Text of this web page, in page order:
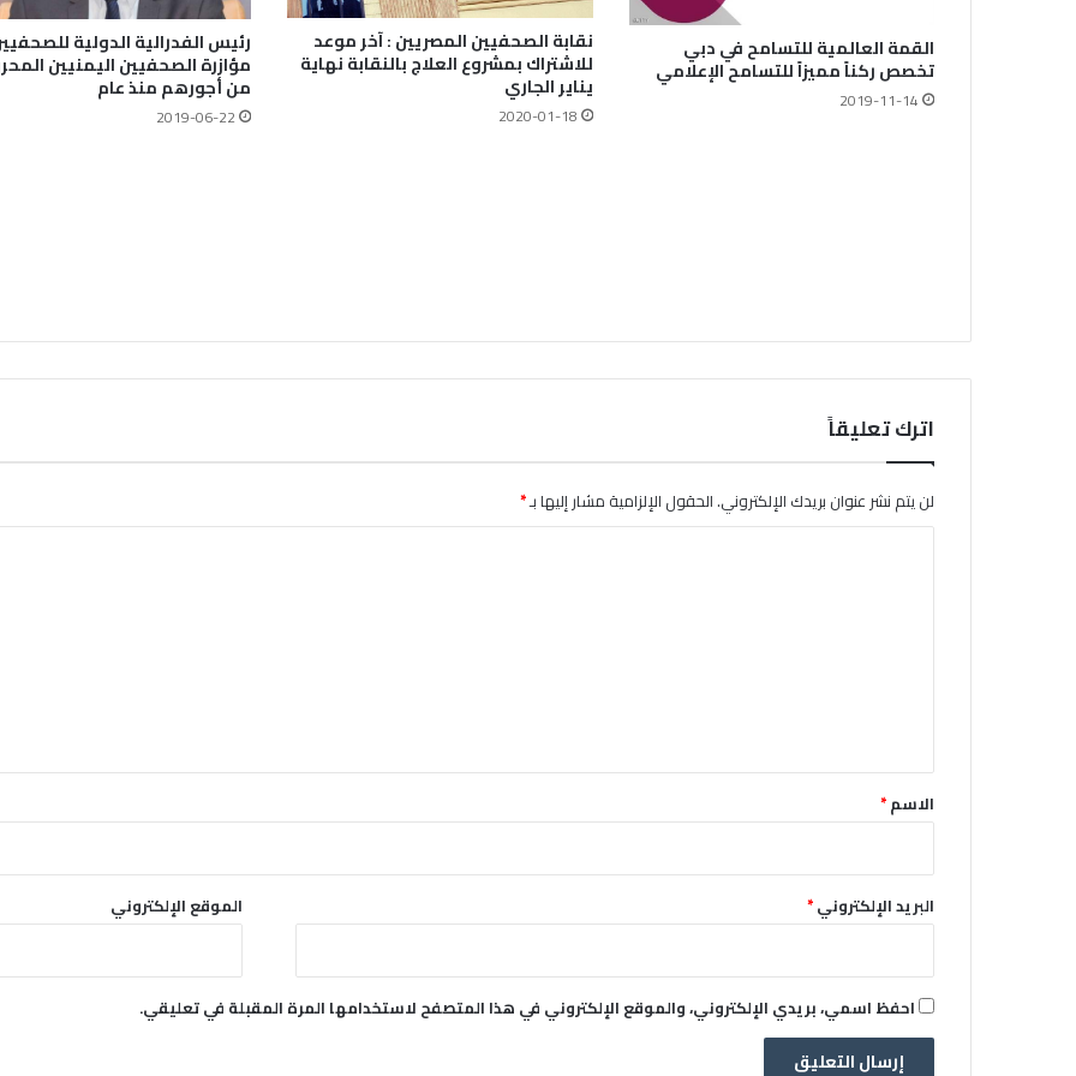
القمة العالمية للتسامح في دبي
تخصص ركناً مميزاً للتسامح الإعلامي
2019-11-14
نقابة الصحفيين المصريين : آخر موعد
للاشتراك بمشروع العلاج بالنقابة نهاية
يناير الجاري
2020-01-18
رئيس الفدرالية الدولية
مؤازرة الصحفيين اليمنيين
من أجورهم منذ عام
2019-06-22
اترك تعليقاً
لن يتم نشر عنوان بريدك الإلكتروني.الحقول الإلزامية مشار إليها بـ*
*الاسم*
البريد الإلكتروني* الموقع الإلكتروني
احفظ اسمي، بريدي الإلكتروني، والموقع الإلكتروني في هذا المتصفح لاستخدامها المرة المقبلة في تعليقي.